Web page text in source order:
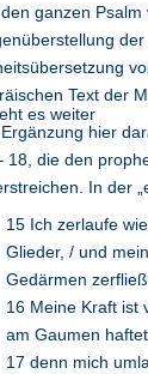
ganzen
Text der
hier
18, die den
In der
15 Ich zerlaufe
Glieder, / und
Gedärmen
16 Meine Kraft ist
am Gaumen
17 denn mich